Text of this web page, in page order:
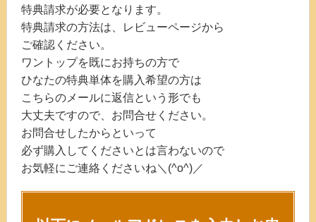
特典請求が必要となります。
特典請求の方法は、レビューページから
ご確認ください。
ワントップを既にお持ちの方で
ひなたの特典単体を購入希望の方は
こちらのメールに返信という形でも
大丈夫ですので、お問合せください。
お問合せしたからといって
必ず購入してくださいとは言わないので
お気軽にご連絡くださいね＼(^o^)／